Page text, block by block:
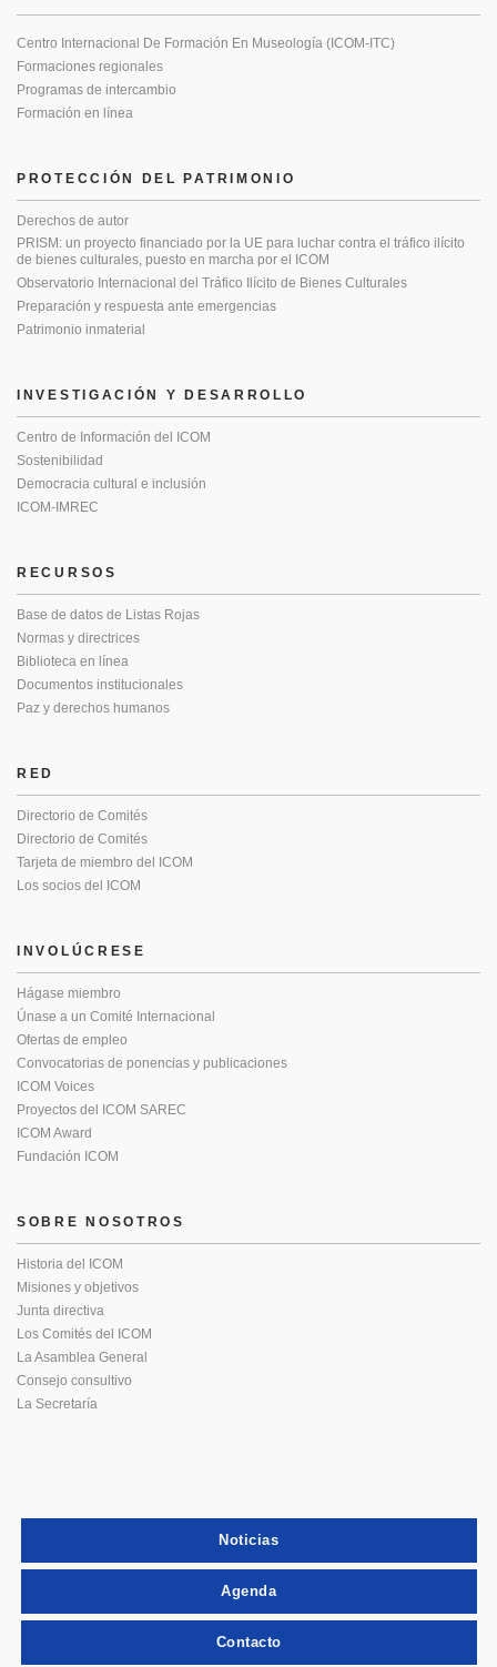
PROTECCIÓN DEL PATRIMONIO
Derechos de autor
PRISM: un proyecto financiado por la UE para luchar contra el tráfico ilícito
de bienes culturales, puesto en marcha por el ICOM
Observatorio Internacional del Tráfico Ilícito de Bienes Culturales
Preparación y respuesta ante emergencias
Patrimonio inmaterial
Centro Internacional De Formación En Museología (ICOM-ITC)
Formaciones regionales
Programas de intercambio
Formación en línea
INVESTIGACIÓN Y DESARROLLO
Centro de Información del ICOM
Sostenibilidad
Democracia cultural e inclusión
ICOM-IMREC
RECURSOS
Base de datos de Listas Rojas
Normas y directrices
Biblioteca en línea
Documentos institucionales
Paz y derechos humanos
RED
Directorio de Comités
Directorio de Comités
Tarjeta de miembro del ICOM
Los socios del ICOM
INVOLÚCRESE
Hágase miembro
Únase a un Comité Internacional
Ofertas de empleo
Convocatorias de ponencias y publicaciones
ICOM Voices
Proyectos del ICOM SAREC
ICOM Award
Fundación ICOM
SOBRE NOSOTROS
Historia del ICOM
Misiones y objetivos
Junta directiva
Los Comités del ICOM
La Asamblea General
Consejo consultivo
La Secretaría
Noticias
Agenda
Contacto